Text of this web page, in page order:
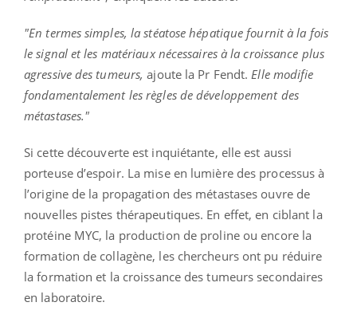
"En termes simples, la stéatose hépatique fournit à la fois
le signal et les matériaux nécessaires à la croissance plus
agressive des tumeurs, ajoute la Pr Fendt. Elle modifie
fondamentalement les règles de développement des
métastases."
Si cette découverte est inquiétante, elle est aussi
porteuse d’espoir. La mise en lumière des processus à
l’origine de la propagation des métastases ouvre de
nouvelles pistes thérapeutiques. En effet, en ciblant la
protéine MYC, la production de proline ou encore la
formation de collagène, les chercheurs ont pu réduire
la formation et la croissance des tumeurs secondaires
en laboratoire.